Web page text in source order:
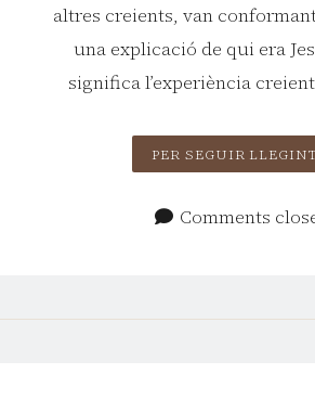
altres creients, van
una explicació de qui era
significa l’experiència
PER SEGUIR
Comments